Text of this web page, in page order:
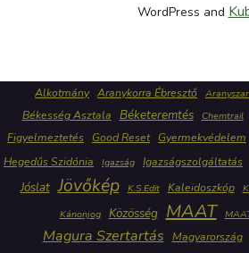
WordPress and
Alkotmány Aranykorra Ébresztő
Békesség Asztala Béketeremtés Chemtrail
Figyelmeztetés Good Reset Gyermekvédelem
Hegedűs Szidónia
Igazság Igazságszolgáltatás
Jóslat Jövőkép K.S.Edit Kaleidoszkóp
Kánonjog
Közösség MAAT
Magura Szertartás Magyarország